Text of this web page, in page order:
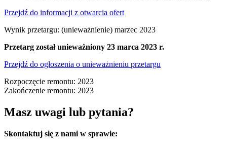
Przejdź do informacji z otwarcia ofert
Wynik przetargu: (unieważnienie) marzec 2023
Przetarg został unieważniony 23 marca 2023 r.
Przejdź do ogłoszenia o unieważnieniu przetargu
Rozpoczęcie remontu: 2023
Zakończenie remontu: 2023
Masz uwagi lub pytania?
Skontaktuj się z nami w sprawie: